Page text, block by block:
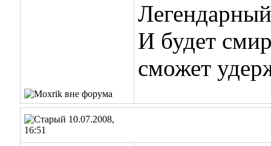
И будет
сможет
10.07.2008,
16:51